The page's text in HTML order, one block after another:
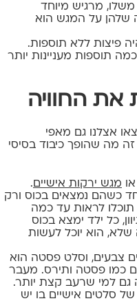
מרגיש מיוחד
שלהן על המגש הוא
פיצות ללא תוספות.
תוספות מעניינות יותר
את החוויה
אצלנו גם מאפי
זה מה שהופך כיבוד בסיסי
מגש ירקות אישיים.
כשהם נמצאים בכוס ורק
לראות עד כמה
כל ילד ימצא בכוס
הוא יוכל לעשות
צבעים, וסלט פסטה הוא
כמו פסטה ותירס. מעבר
גם למי שרעב קצת יותר.
סלטים אישיים בו יש